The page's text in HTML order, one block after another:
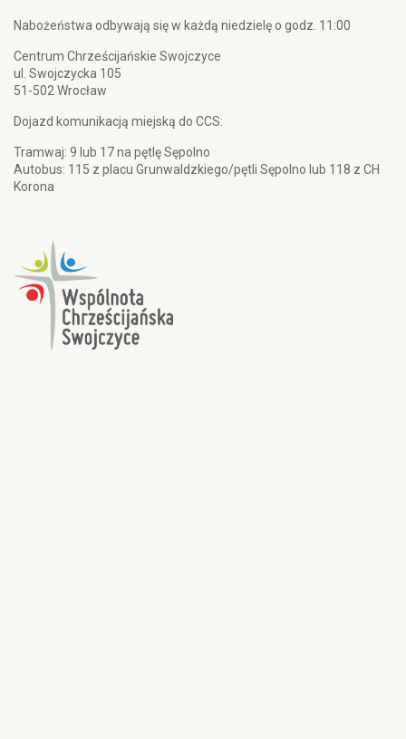
Nabożeństwa odbywają się w każdą niedzielę o godz. 11:00
Centrum Chrześcijańskie Swojczyce
ul. Swojczycka 105
51-502 Wrocław
Dojazd komunikacją miejską do CCS:
Tramwaj: 9 lub 17 na pętlę Sępolno
Autobus: 115 z placu Grunwaldzkiego/pętli Sępolno lub 118 z CH
Korona